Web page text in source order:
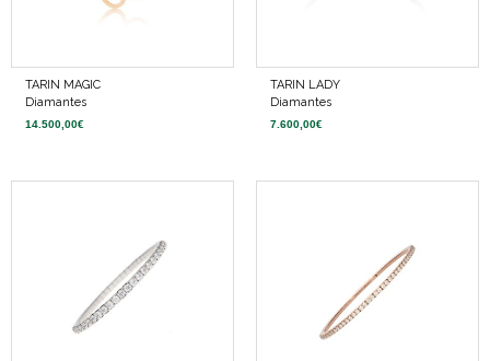
TARIN MAGIC
Diamantes
14.500,00€
TARIN LADY
Diamantes
7.600,00€